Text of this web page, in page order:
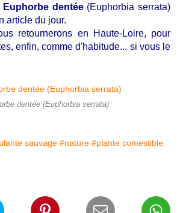
Euphorbe dentée (Euphorbia serrata)
article du jour.
retournerons en Haute-Loire, pour
enfin, comme d'habitude... si vous le
dentée (Euphorbia serrata)
sauvage #nature #plante comestible